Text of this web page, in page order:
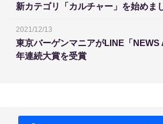
新カテゴリ「カルチャー」を始めま
2021/12/13
東京バーゲンマニアがLINE「NEWS
年連続大賞を受賞